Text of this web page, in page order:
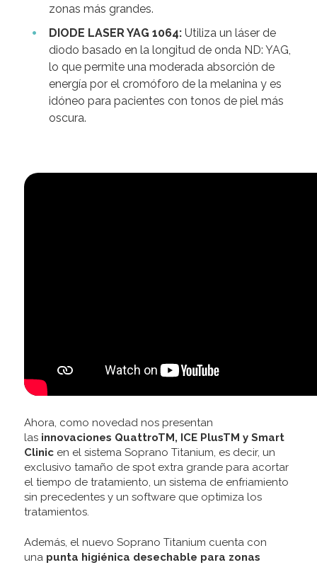
zonas más grandes.
DIODE LASER YAG 1064:Utiliza un láser de
diodo basado en la longitud de onda ND: YAG,
lo que permite una moderada absorción de
energía por el cromóforo de la melanina y es
idóneo para pacientes con tonos de piel más
oscura.
Ahora, como novedad nos presentan
las innovaciones QuattroTM, ICE PlusTM y Smart
Clinicen el sistema Soprano Titanium, es decir, un
exclusivo tamaño de spot extra grande para acortar
el tiempo de tratamiento, un sistema de enfriamiento
sin precedentes y un software que optimiza los
tratamientos.
Además, el nuevo Soprano Titanium cuenta con
una punta higiénica desechable para zonas